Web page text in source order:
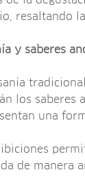
resaltando
y saberes
los saberes
una
de manera